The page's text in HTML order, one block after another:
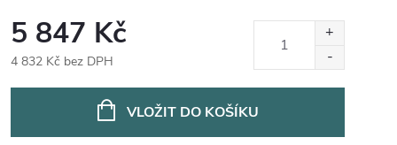
5 847 Kč
4 832 Kč bez DPH
VLOŽIT DO KOŠÍKU